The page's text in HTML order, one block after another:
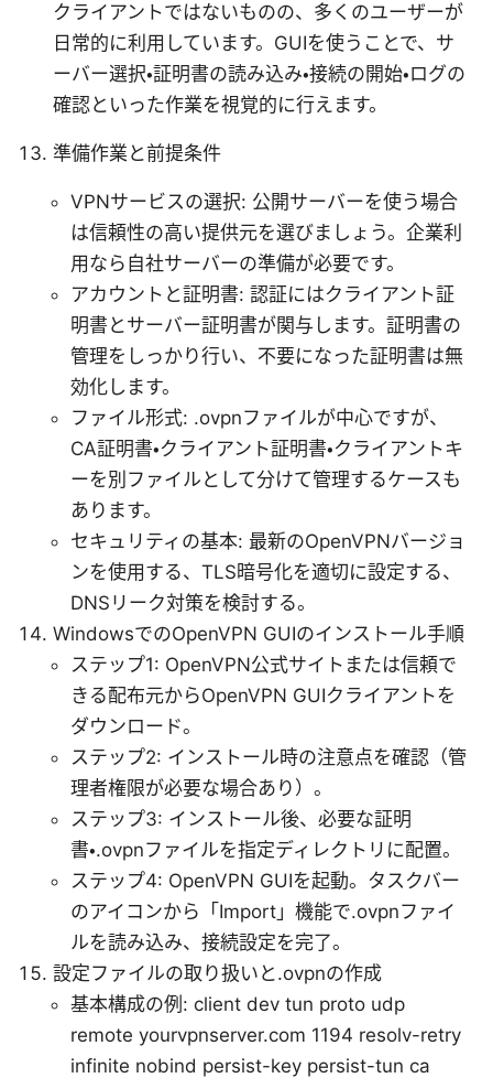
クライアントではないものの、多くのユーザーが
日常的に利用しています。GUIを使うことで、サ
ーバー選択・証明書の読み込み・接続の開始・ログの
確認といった作業を視覚的に行えます。
準備作業と前提条件
VPNサービスの選択: 公開サーバーを使う場合
は信頼性の高い提供元を選びましょう。企業利
用なら自社サーバーの準備が必要です。
アカウントと証明書: 認証にはクライアント証
明書とサーバー証明書が関与します。証明書の
管理をしっかり行い、不要になった証明書は無
効化します。
ファイル形式: .ovpnファイルが中心ですが、
CA証明書・クライアント証明書・クライアントキ
ーを別ファイルとして分けて管理するケースも
あります。
セキュリティの基本: 最新のOpenVPNバージョ
ンを使用する、TLS暗号化を適切に設定する、
DNSリーク対策を検討する。
WindowsでのOpenVPN GUIのインストール手順
ステップ1: OpenVPN公式サイトまたは信頼で
きる配布元からOpenVPN GUIクライアントを
ダウンロード。
ステップ2: インストール時の注意点を確認（管
理者権限が必要な場合あり）。
ステップ3: インストール後、必要な証明
書・.ovpnファイルを指定ディレクトリに配置。
ステップ4: OpenVPN GUIを起動。タスクバー
のアイコンから「Import」機能で.ovpnファイ
ルを読み込み、接続設定を完了。
設定ファイルの取り扱いと.ovpnの作成
基本構成の例: client dev tun proto udp
remote yourvpnserver.com 1194 resolv-retry
infinite nobind persist-key persist-tun ca